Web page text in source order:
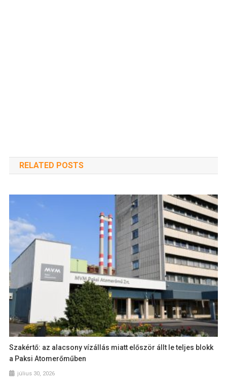
RELATED POSTS
Szakértő: az alacsony vízállás miatt először állt le teljes blokk
a Paksi Atomerőműben
július 30, 2026